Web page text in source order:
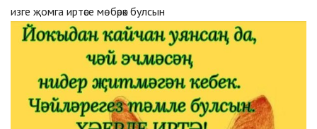
изге җомга иртәсе мөбәрәк булсын